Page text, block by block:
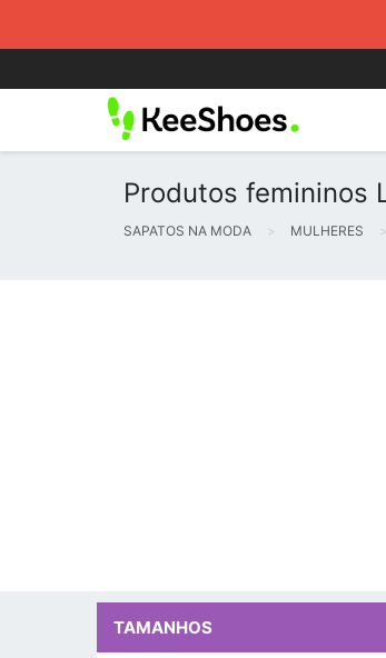
Produtos femininos
SAPATOS NA MODA MULHERES
TAMANHOS